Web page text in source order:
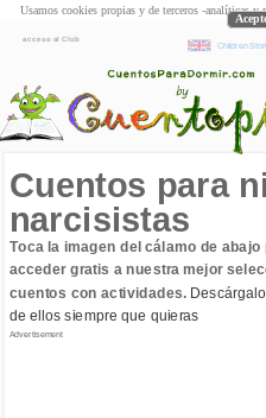
acceso al Club
Children
Cuentos para
narcisistas
Toca la imagen del cálamo de abajo
acceder gratis a nuestra mejor
cuentos con actividades.
de ellos siempre que quieras
Advertisement
Usamos cookies propias y de terceros -analíticas y